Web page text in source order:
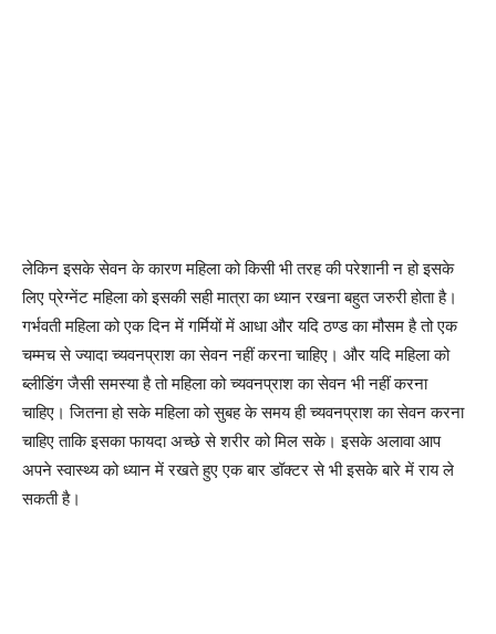
लेकिन इसके सेवन के कारण महिला को किसी भी तरह की परेशानी न हो इसके
लिए प्रेग्नेंट महिला को इसकी सही मात्रा का ध्यान रखना बहुत जरुरी होता है।
गर्भवती महिला को एक दिन में गर्मियों में आधा और यदि ठण्ड का मौसम है तो एक
चम्मच से ज्यादा च्यवनप्राश का सेवन नहीं करना चाहिए। और यदि महिला को
ब्लीडिंग जैसी समस्या है तो महिला को च्यवनप्राश का सेवन भी नहीं करना
चाहिए। जितना हो सके महिला को सुबह के समय ही च्यवनप्राश का सेवन करना
चाहिए ताकि इसका फायदा अच्छे से शरीर को मिल सके। इसके अलावा आप
अपने स्वास्थ्य को ध्यान में रखते हुए एक बार डॉक्टर से भी इसके बारे में राय ले
सकती है।